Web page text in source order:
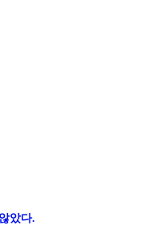
았다.